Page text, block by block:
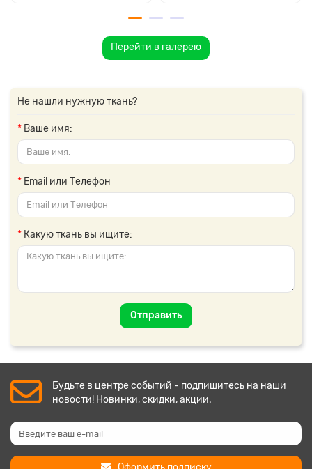
Перейти в галерею
Не нашли нужную ткань?
Ваше имя:
Email или Телефон
Какую ткань вы ищите:
Отправить
Будьте в центре событий - подпишитесь на наши
новости! Новинки, скидки, акции.